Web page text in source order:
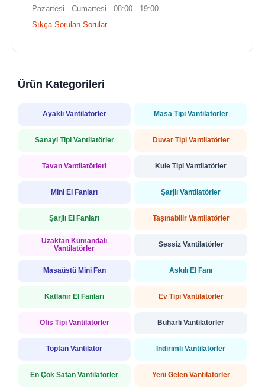
Pazartesi - Cumartesi - 08:00 - 19:00
Sıkça Sorulan Sorular
Ürün Kategorileri
Ayaklı Vantilatörler Masa Tipi Vantilatörler
Sanayi Tipi Vantilatörler Duvar Tipi Vantilatörler
Tavan Vantilatörleri Kule Tipi Vantilatörler
Mini El Fanları Şarjlı Vantilatörler
Şarjlı El Fanları Taşınabilir Vantilatörler
Uzaktan Kumandalı
Vantilatörler
Sessiz Vantilatörler
Masaüstü Mini Fan Askılı El Fanı
Katlanır El Fanları Ev Tipi Vantilatörler
Ofis Tipi Vantilatörler Buharlı Vantilatörler
Toptan Vantilatör İndirimli Vantilatörler
En Çok Satan Vantilatörler Yeni Gelen Vantilatörler